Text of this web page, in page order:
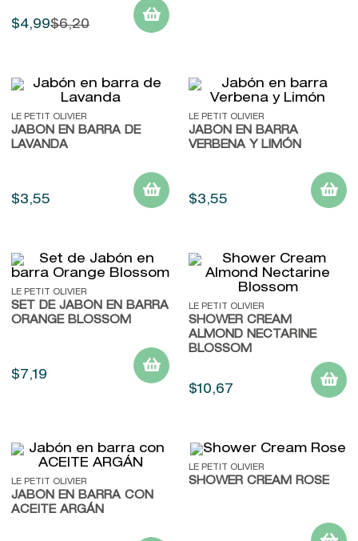
$4,99$6,20
LE PETIT OLIVIER
JABÓN EN BARRA DE
LAVANDA
$3,55
LE PETIT OLIVIER
JABÓN EN BARRA
VERBENA Y LIMÓN
$3,55
LE PETIT OLIVIER
SET DE JABÓN EN BARRA
ORANGE BLOSSOM
$ 7 ,19
LE PETIT OLIVIER
SHOWER CREAM
ALMOND NECTARINE
BLOSSOM
$10,67
LE PETIT OLIVIER
JABÓN EN BARRA CON
ACEITE ARGÁN
LE PETIT OLIVIER
SHOWER CREAM ROSE